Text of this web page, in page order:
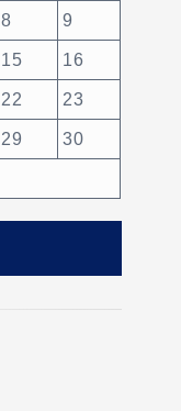
8 9
15 16
22 23
29 30